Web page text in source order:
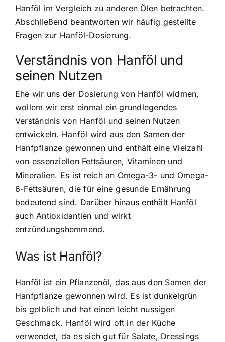
Hanföl im Vergleich zu anderen Ölen betrachten.
Abschließend beantworten wir häufig gestellte
Fragen zur Hanföl-Dosierung.
Verständnis von Hanföl und
seinen Nutzen
Ehe wir uns der Dosierung von Hanföl widmen,
wollem wir erst einmal ein grundlegendes
Verständnis von Hanföl und seinen Nutzen
entwickeln. Hanföl wird aus den Samen der
Hanfpflanze gewonnen und enthält eine Vielzahl
von essenziellen Fettsäuren, Vitaminen und
Mineralien. Es ist reich an Omega-3- und Omega-
6-Fettsäuren, die für eine gesunde Ernährung
bedeutend sind. Darüber hinaus enthält Hanföl
auch Antioxidantien und wirkt
entzündungshemmend.
Was ist Hanföl?
Hanföl ist ein Pflanzenöl, das aus den Samen der
Hanfpflanze gewonnen wird. Es ist dunkelgrün
bis gelblich und hat einen leicht nussigen
Geschmack. Hanföl wird oft in der Küche
verwendet, da es sich gut für Salate, Dressings